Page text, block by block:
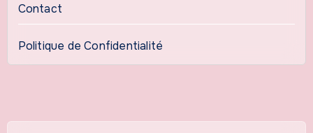
Contact
Politique de Confidentialité